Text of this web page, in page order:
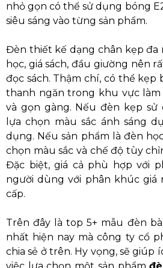
nhỏ gọn có thể sử dụng bóng
siêu sáng vào từng sản phẩm.
Đèn thiết kế dạng chân kẹp đa
học, giá sách, đầu giường nên
đọc sách. Thậm chí, có thể kẹp
thanh ngăn trong khu vực làm
và gọn gàng. Nếu đèn kẹp sử
lựa chọn màu sắc ánh sáng
dụng. Nếu sản phẩm là đèn
chọn màu sắc và chế độ tùy
Đặc biệt, giá cả phù hợp với
người dùng với phân khúc giá
cấp.
Trên đây là top 5+ mẫu đèn
nhất hiện nay mà công ty cổ
chia sẻ ở trên. Hy vọng, sẽ giúp